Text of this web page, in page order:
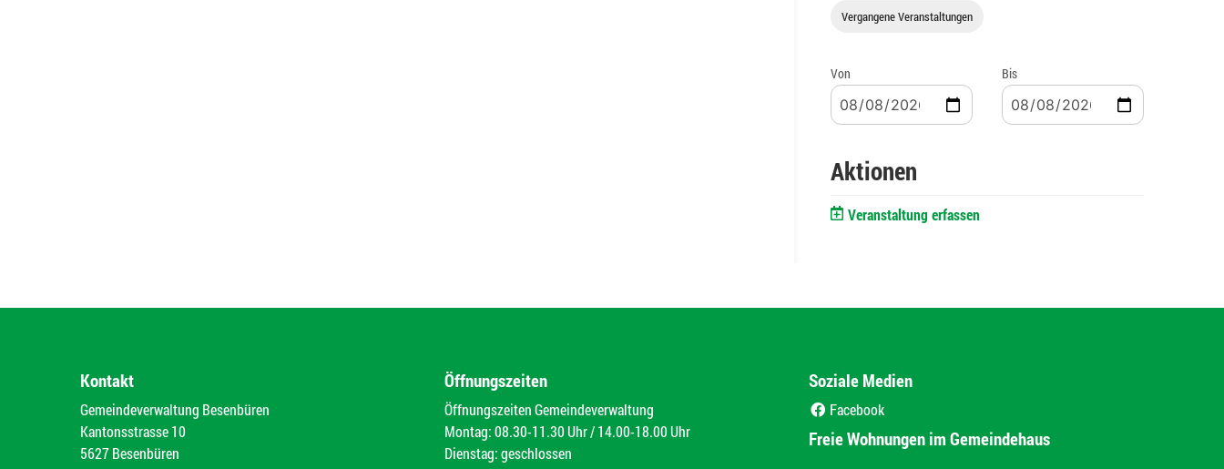
Vergangene Veranstaltungen
Von Bis
Aktionen
Veranstaltung erfassen
Kontakt
Gemeindeverwaltung Besenbüren
Kantonsstrasse 10
5627 Besenbüren
Öffnungszeiten
Öffnungszeiten Gemeindeverwaltung
Montag: 08.30-11.30 Uhr / 14.00-18.00 Uhr
Dienstag: geschlossen
Soziale Medien
Facebook
Freie Wohnungen im Gemeindehaus